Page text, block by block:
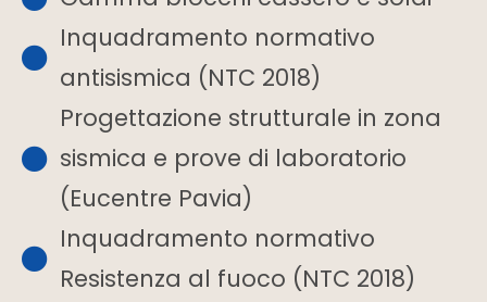
Inquadramento normativo
antisismica (NTC 2018)
Progettazione strutturale in zona
sismica e prove di laboratorio
(Eucentre Pavia)
Inquadramento normativo
Resistenza al fuoco (NTC 2018)